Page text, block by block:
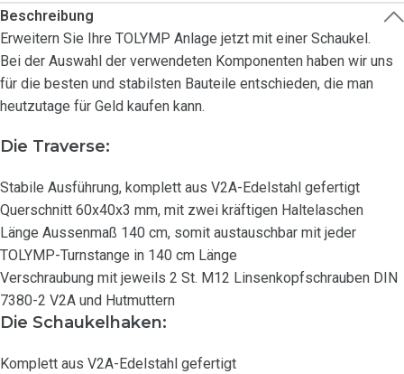
Beschreibung
Erweitern Sie Ihre TOLYMP Anlage jetzt mit einer Schaukel.
Bei der Auswahl der verwendeten Komponenten haben wir uns
für die besten und stabilsten Bauteile entschieden, die man
heutzutage für Geld kaufen kann.
Die Traverse:
Stabile Ausführung, komplett aus V2A-Edelstahl gefertigt
Querschnitt 60x40x3 mm, mit zwei kräftigen Haltelaschen
Länge Aussenmaß 140 cm, somit austauschbar mit jeder
TOLYMP-Turnstange in 140 cm Länge
Verschraubung mit jeweils 2 St. M12 Linsenkopfschrauben DIN
7380-2 V2A und Hutmuttern
Die Schaukelhaken:
Komplett aus V2A-Edelstahl gefertigt